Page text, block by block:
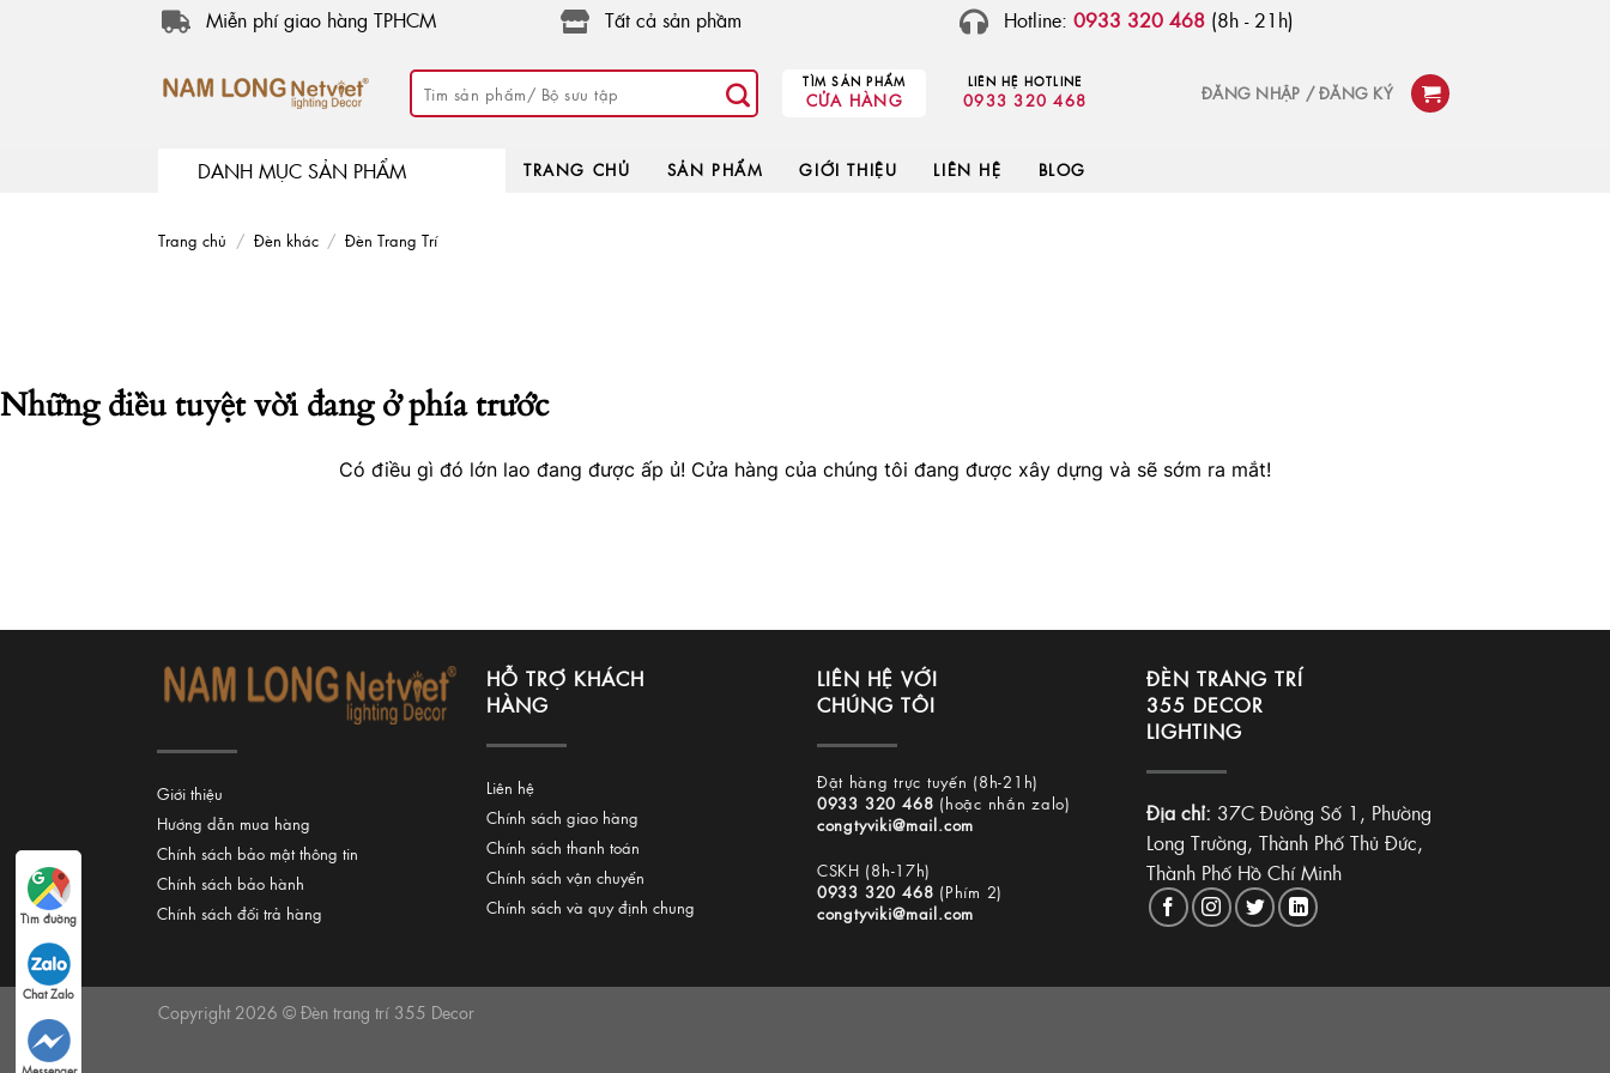
Miễn phí giao hàng TPHCM Tất cả sản phầm Hotline:0933 320 468 (8h - 21h)
Tìm
kiếm:
TÌM SẢN PHẨM
CỬA HÀNG
LIÊN HỆ HOTLINE
0933 320 468 ĐĂNG NHẬP / ĐĂNG KÝ
DANH MỤC SẢN PHẨM TRANG CHỦ SẢN PHẨM GIỚI THIỆU LIÊN HỆ BLOG
Trang chủ / Đèn khác / Đèn Trang Trí
Những điều tuyệt vời đang ở phía trước
Có điều gì đó lớn lao đang được ấp ủ! Cửa hàng của chúng tôi đang được xây dựng và sẽ sớm ra mắt!
Giới thiệu
Hướng dẫn mua hàng
Chính sách bảo mật thông tin
Chính sách bảo hành
Chính sách đổi trả hàng
HỖ TRỢ KHÁCH
HÀNG
Liên hệ
Chính sách giao hàng
Chính sách thanh toán
Chính sách vận chuyển
Chính sách và quy định chung
LIÊN HỆ VỚI
CHÚNG TÔI
Đặt hàng trực tuyến (8h-21h)
0933 320 468 (hoặc nhắn zalo)
congtyviki@mail.com
CSKH (8h-17h)
0933 320 468 (Phím 2)
congtyviki@mail.com
ĐÈN TRANG TRÍ
355 DECOR
LIGHTING
Địa chỉ: 37C Đường Số 1, Phường
Long Trường, Thành Phố Thủ Đức,
Thành Phố Hồ Chí Minh
Copyright 2026 © Đèn trang trí 355 Decor
Tìm đường
Chat Zalo